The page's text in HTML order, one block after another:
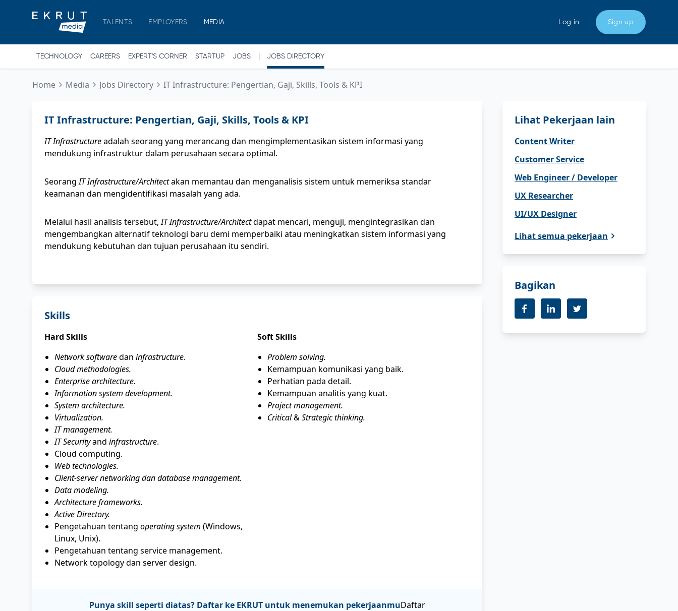
TALENTS EMPLOYERS MEDIA Log in Sign up
TECHNOLOGY CAREERS EXPERT'S CORNER STARTUP JOBS JOBS DIRECTORY
Home Media Jobs Directory IT Infrastructure: Pengertian, Gaji, Skills, Tools & KPI
IT Infrastructure: Pengertian, Gaji, Skills, Tools & KPI
IT Infrastructureadalah seorang yang merancang dan mengimplementasikan sistem informasi yang
mendukung infrastruktur dalam perusahaan secara optimal.
SeorangIT Infrastructure/Architectakan memantau dan menganalisis sistem untuk memeriksa standar
keamanan dan mengidentifikasi masalah yang ada.
Melalui hasil analisis tersebut,IT Infrastructure/Architectdapat mencari, menguji, mengintegrasikan dan
mengembangkan alternatif teknologi baru demi memperbaiki atau meningkatkan sistem informasi yang
mendukung kebutuhan dan tujuan perusahaan itu sendiri.
Skills
Hard Skills
Network softwaredan infrastructure.
Cloud methodologies.
Enterprise architecture.
Information system development.
System architecture.
Virtualization.
IT management.
IT Securityand infrastructure.
Cloud computing.
Web technologies.
Client-server networking dan database management.
Data modeling.
Architecture frameworks.
Active Directory.
Pengetahuan tentang operating system (Windows,
Linux, Unix).
Pengetahuan tentang service management.
Network topology dan server design.
Soft Skills
Problem solving.
Kemampuan komunikasi yang baik.
Perhatian pada detail.
Kemampuan analitis yang kuat.
Project management.
Critical&Strategic thinking.
Punya skill seperti diatas? Daftar ke EKRUT untuk menemukan pekerjaanmuDaftar
Lihat Pekerjaan lain
Content Writer
Customer Service
Web Engineer / Developer
UX Researcher
UI/UX Designer
Lihat semua pekerjaan
Bagikan